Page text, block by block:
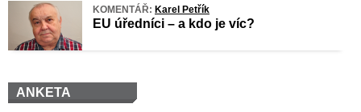
KOMENTÁŘ: Karel Petřík
EU úředníci – a kdo je víc?
ANKETA